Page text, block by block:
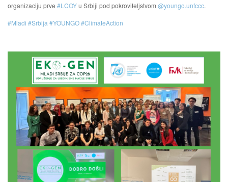
organizaciju prve #LCOYu Srbiji pod pokroviteljstvom @youngo.unfccc.
#Mladi #Srbija #YOUNGO#ClimateAction